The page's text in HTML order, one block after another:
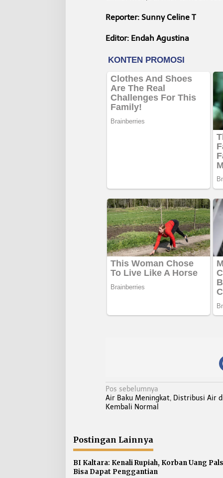
Reporter: Sunny Celine T
Editor: Endah Agustina
N
a
g
a
s
i
Pos sebelumnya
Air Baku Meningkat, Distribusi Air
Kembali Normal
Postingan Lainnya
BI Kaltara: Kenali Rupiah, Korban Uang
Bisa Dapat Penggantian